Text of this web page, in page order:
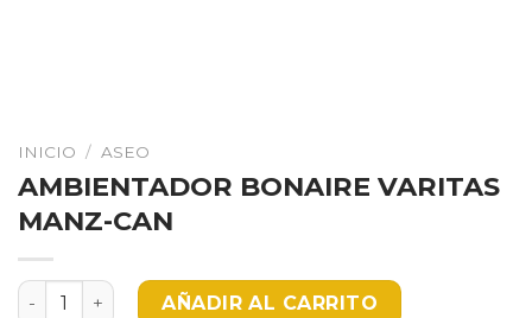
INICIO / ASEO
AMBIENTADOR BONAIRE VARITAS
MANZ-CAN
AMBIENTADOR BONAIRE VARITAS MANZ-CAN cantidad
AÑADIR AL CARRITO